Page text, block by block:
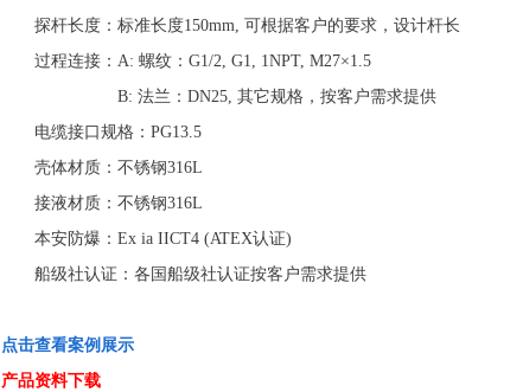
探杆长度：标准长度150mm, 可根据客户的要求，设计杆长
过程连接：A: 螺纹：G1/2, G1, 1NPT, M27×1.5
B: 法兰：DN25, 其它规格，按客户需求提供
电缆接口规格：PG13.5
壳体材质：不锈钢316L
接液材质：不锈钢316L
本安防爆：Ex ia IICT4 (ATEX认证)
船级社认证：各国船级社认证按客户需求提供
点击查看案例展示
产品资料下载